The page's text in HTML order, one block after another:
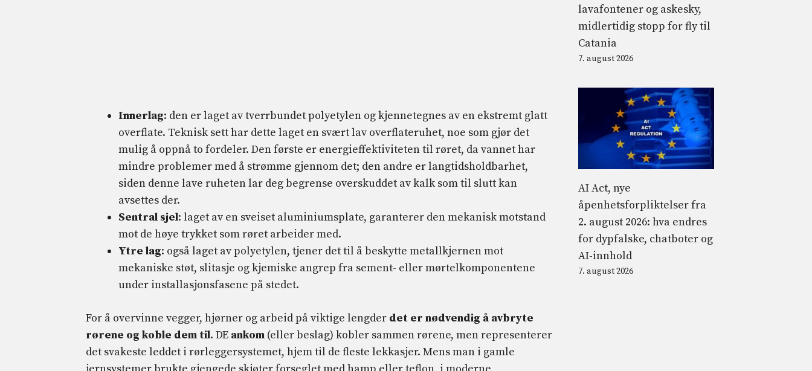
Innerlag: den er laget av tverrbundet polyetylen og kjennetegnes av en ekstremt glatt
overflate. Teknisk sett har dette laget en svært lav overflateruhet, noe som gjør det
mulig å oppnå to fordeler. Den første er energieffektiviteten til røret, da vannet har
mindre problemer med å strømme gjennom det; den andre er langtidsholdbarhet,
siden denne lave ruheten lar deg begrense overskuddet av kalk som til slutt kan
avsettes der.
Sentral sjel: laget av en sveiset aluminiumsplate, garanterer den mekanisk motstand
mot de høye trykket som røret arbeider med.
Ytre lag: også laget av polyetylen, tjener det til å beskytte metallkjernen mot
mekaniske støt, slitasje og kjemiske angrep fra sement- eller mørtelkomponentene
under installasjonsfasene på stedet.
For å overvinne vegger, hjørner og arbeid på viktige lengder det er nødvendig å avbryte
rørene og koble dem til. DE ankom (eller beslag) kobler sammen rørene, men representerer
det svakeste leddet i rørleggersystemet, hjem til de fleste lekkasjer. Mens man i gamle
lavafontener og askesky,
midlertidig stopp for fly til
Catania
7. august 2026
AI Act, nye
åpenhetsforpliktelser fra
2. august 2026: hva endres
for dypfalske, chatboter og
AI-innhold
7. august 2026